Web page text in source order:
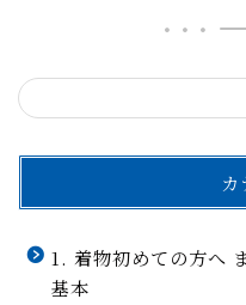
カ
1. 着物初めての方へ
基本